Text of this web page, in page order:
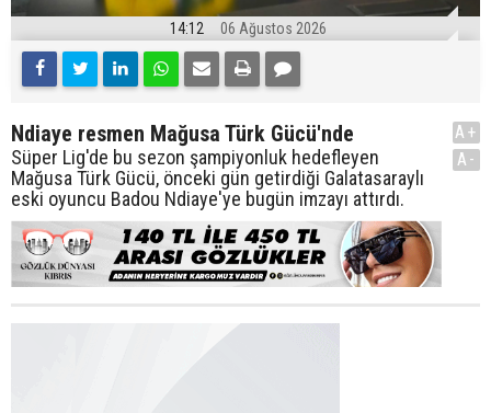
14:12 06 Ağustos 2026
Ndiaye resmen Mağusa Türk Gücü'nde
Süper Lig'de bu sezon şampiyonluk hedefleyen
Mağusa Türk Gücü, önceki gün getirdiği Galatasaraylı
eski oyuncu Badou Ndiaye'ye bugün imzayı attırdı.
A+
A-